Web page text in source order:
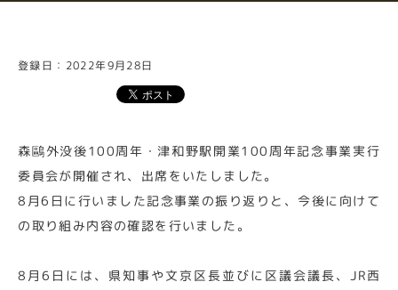
登録日：2022年9月28日
森鷗外没後100周年・津和野駅開業100周年記念事業実行
委員会が開催され、出席をいたしました。
8月6日に行いました記念事業の振り返りと、今後に向けて
の取り組み内容の確認を行いました。
8月6日には、県知事や文京区長並びに区議会議長、JR西